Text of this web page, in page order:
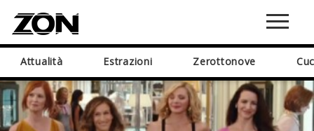
Attualità Estrazioni Zerottonove